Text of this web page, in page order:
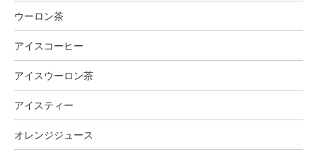
ウーロン茶
アイスコーヒー
アイスウーロン茶
アイスティー
オレンジジュース